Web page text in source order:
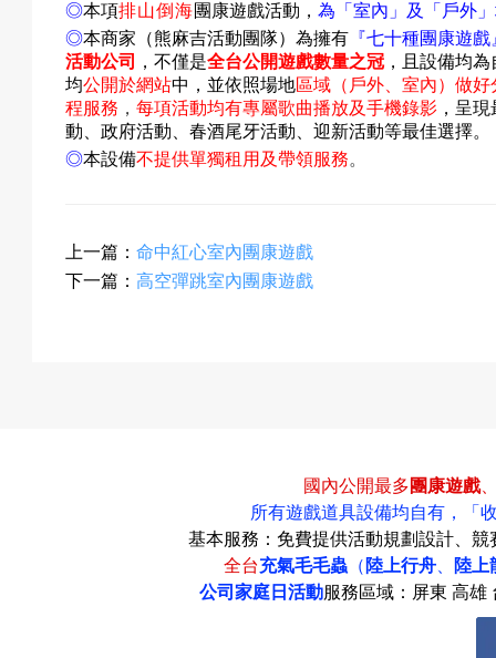
慶
活
動
◎本項排山倒海團康遊戲活動，為「室內」及「戶外
◎本商家（熊麻吉活動團隊）為擁有 『七十種團康遊戲
活動公司
，不僅是全台公開遊戲數量之冠 ，且設備均
均公開於網站中 ，並依照場地區域（戶外、室內）做好
程服務 ，每項活動均有專屬歌曲播放及手機錄影 ，呈
動、政府活動、春酒尾牙活動、迎新活動等最佳選擇。
◎本設備不提供單獨租用及帶領服務。
上一篇：命中紅心室內團康遊戲
下一篇：高空彈跳室內團康遊戲
國內公開最多團康遊戲
所有遊戲道具設備均自有，
「
基本服務：免費提供活動規劃設計、
全台充氣毛毛蟲 （ 陸上行舟
陸上
公司家庭日活動服務區域：屏東 高雄